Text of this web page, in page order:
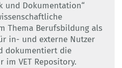
und Dokumentation“
Thema Berufsbildung als
in- und externe Nutzer
dokumentiert die
im VET Repository.